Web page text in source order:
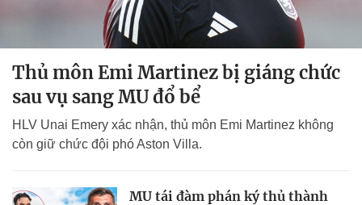
Thủ môn Emi Martinez bị giáng chức
sau vụ sang MU đổ bể
HLV Unai Emery xác nhận, thủ môn Emi Martinez không
còn giữ chức đội phó Aston Villa.
MU tái đàm phán ký thủ thành